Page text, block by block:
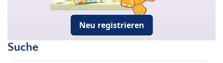
Neu registrieren
Suche